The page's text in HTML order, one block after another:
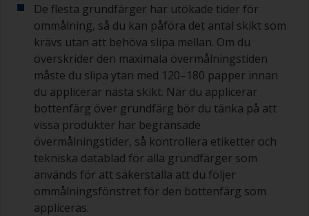
De flesta grundfärger har utökade tider för
ommålning, så du kan påföra det antal skikt som
krävs utan att behöva slipa mellan. Om du
överskrider den maximala övermålningstiden
måste du slipa ytan med 120–180 papper innan
du applicerar nästa skikt. När du applicerar
bottenfärg över grundfärg bör du tänka på att
vissa produkter har begränsade
övermålningstider, så kontrollera etiketter och
tekniska datablad för alla grundfärger som
används för att säkerställa att du följer
ommålningsfönstret för den bottenfärg som
appliceras.